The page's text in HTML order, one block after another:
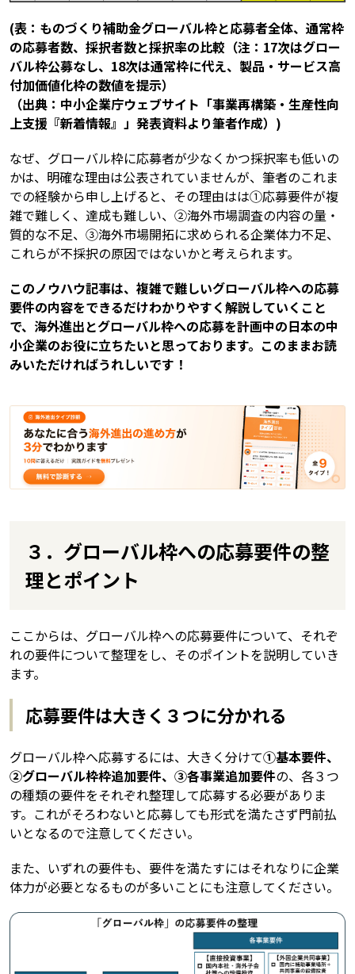
(表：ものづくり補助金グローバル枠と応募者全体、通常枠
の応募者数、採択者数と採択率の比較（注：17次はグロー
バル枠公募なし、18次は通常枠に代え、製品・サービス高
付加価値化枠の数値を提示）
（出典：中小企業庁ウェブサイト「事業再構築・生産性向
上支援『新着情報』」発表資料より筆者作成）)
なぜ、グローバル枠に応募者が少なくかつ採択率も低いの
かは、明確な理由は公表されていませんが、筆者のこれま
での経験から申し上げると、その理由はは①応募要件が複
雑で難しく、達成も難しい、②海外市場調査の内容の量・
質的な不足、③海外市場開拓に求められる企業体力不足、
これらが不採択の原因ではないかと考えられます。
このノウハウ記事は、複雑で難しいグローバル枠への応募
要件の内容をできるだけわかりやすく解説していくこと
で、海外進出とグローバル枠への応募を計画中の日本の中
小企業のお役に立ちたいと思っております。このままお読
みいただければうれしいです！
３．グローバル枠への応募要件の整
理とポイント
ここからは、グローバル枠への応募要件について、それぞ
れの要件について整理をし、そのポイントを説明していき
ます。
応募要件は大きく３つに分かれる
グローバル枠へ応募するには、大きく分けて①基本要件、
②グローバル枠枠追加要件、③各事業追加要件の、各３つ
の種類の要件をそれぞれ整理して応募する必要がありま
す。これがそろわないと応募しても形式を満たさず門前払
いとなるので注意してください。
また、いずれの要件も、要件を満たすにはそれなりに企業
体力が必要となるものが多いことにも注意してください。